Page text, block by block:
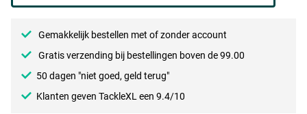
Gemakkelijk bestellen met of zonder account
Gratis verzending bij bestellingen boven de 99.00
50 dagen "niet goed, geld terug"
Klanten geven TackleXL een 9.4/10